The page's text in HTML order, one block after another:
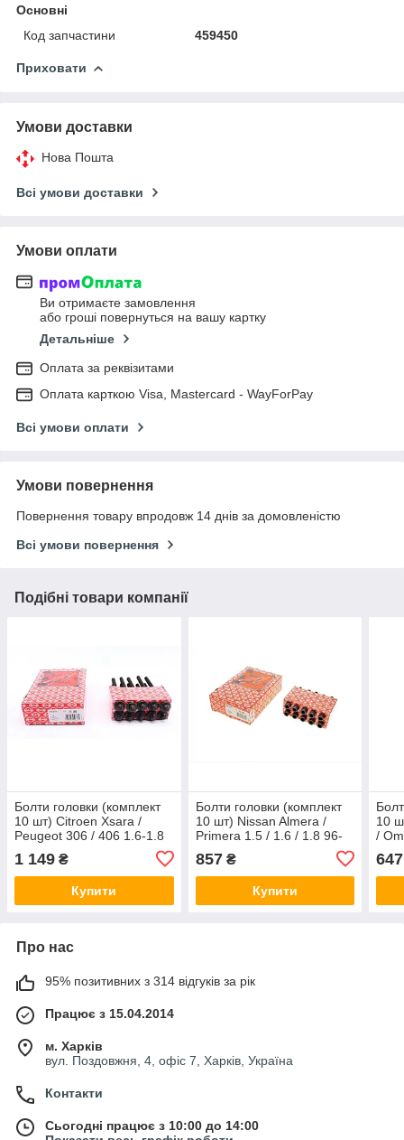
Основні
Код запчастини
459450
Приховати
Умови доставки
Нова Пошта
Всі умови доставки
Умови оплати
Ви отримаєте замовлення
або гроші повернуться на вашу картку
Детальніше
Оплата за реквізитами
Оплата карткою Visa, Mastercard - WayForPay
Всі умови оплати
Умови повернення
Повернення товару впродовж 14 днів за домовленістю
Всі умови повернення
Подібні товари компанії
Болти головки (комплект
10 шт) Citroen Xsara /
Peugeot 306 / 406 1.6-1.8
93-04 (M11x1.5x168) Elring
758290
1 149 ₴
Купити
Болти головки (комплект
10 шт) Nissan Almera /
Primera 1.5 / 1.6 / 1.8 96-
290330
857₴
Купити
10
/
647
Про нас
95% позитивних з 314 відгуків за рік
Працює з 15.04.2014
м. Харків
вул. Поздовжня, 4, офіс 7, Харків, Україна
Контакти
Сьогодні працює з 10:00 до 14:00